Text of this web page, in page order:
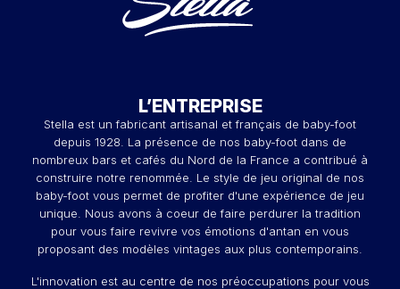
L’ENTREPRISE
Stella est un fabricant artisanal et français de baby-foot
depuis 1928. La présence de nos baby-foot dans de
nombreux bars et cafés du Nord de la France a contribué à
construire notre renommée. Le style de jeu original de nos
baby-foot vous permet de profiter d'une expérience de jeu
unique. Nous avons à coeur de faire perdurer la tradition
pour vous faire revivre vos émotions d'antan en vous
proposant des modèles vintages aux plus contemporains.
L'innovation est au centre de nos préoccupations pour vous